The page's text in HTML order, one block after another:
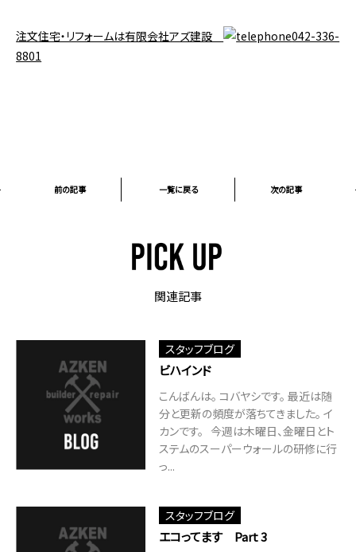
注文住宅・リフォームは有限会社アズ建設
042-336-
8801
前の記事 一覧に戻る 次の記事
関連記事
スタッフブログ
ビハインド
こんばんは。 コバヤシです。 最近は随
分と更新の頻度が落ちてきました。 イ
カンです。 今週は木曜日、金曜日とト
ステムのスーパーウォールの研修に行
っ...
スタッフブログ
エコってます Part 3